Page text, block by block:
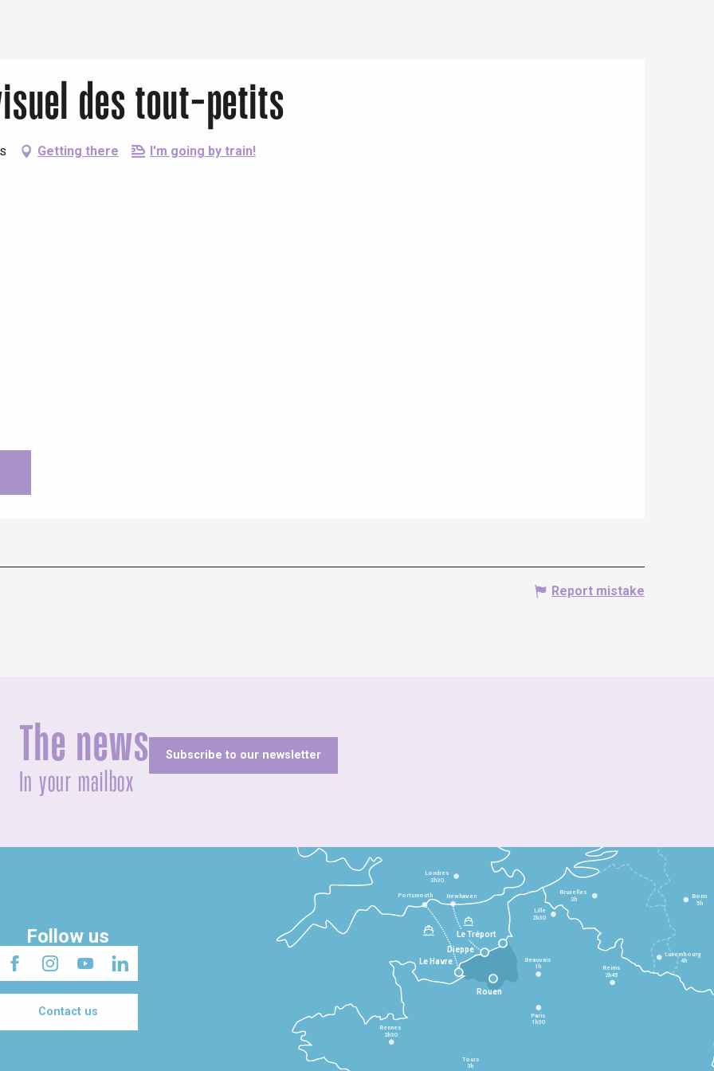
des tout-petits
Getting there I'm going by train!
Report mistake
The news
In your mailbox
Subscribe to our newsletter
Follow us
Contact us
Le Havre
Dieppe
Le Tréport
Rennes
2h30
Tours
3h
Paris
1h30
Beauvais
1h Reims
2h45
Lille
2h30
Bruxelles
3h
Londres
3h30
Newhaven
Portsmouth Bonn
5h
Luxembourg
4h
Rouen